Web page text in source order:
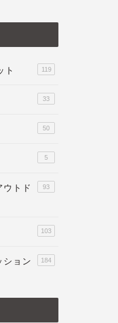
ト 119
33
50
5
トド
93
103
ション 184